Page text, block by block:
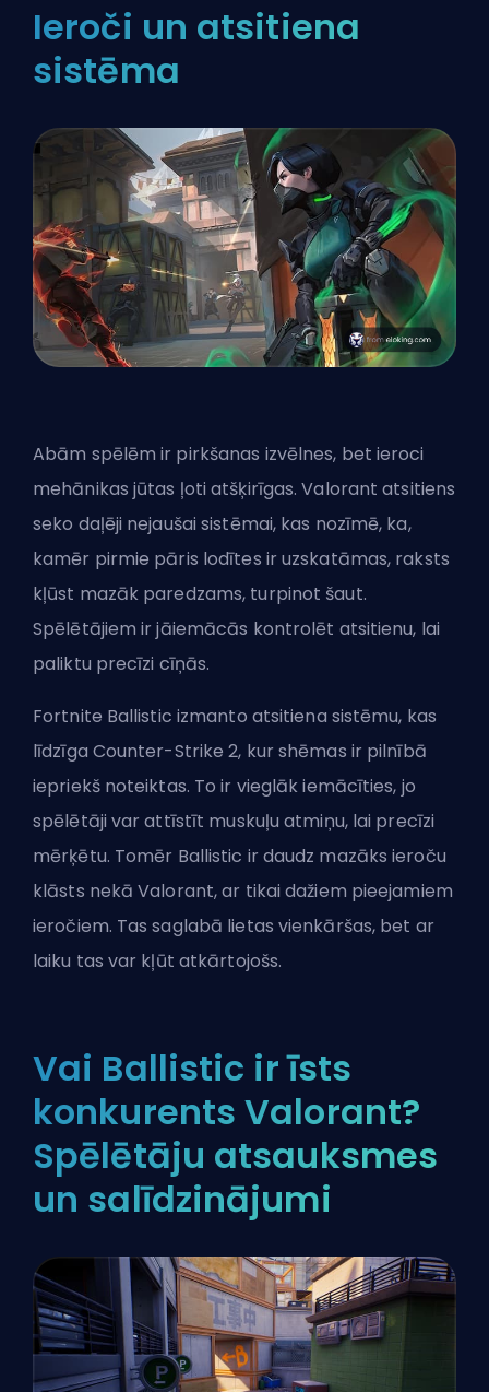
Ieroči un atsitiena
sistēma
Abām spēlēm ir pirkšanas izvēlnes, bet ieroci
mehānikas jūtas ļoti atšķirīgas. Valorant atsitiens
seko daļēji nejaušai sistēmai, kas nozīmē, ka,
kamēr pirmie pāris lodītes ir uzskatāmas, raksts
kļūst mazāk paredzams, turpinot šaut.
Spēlētājiem ir jāiemācās kontrolēt atsitienu, lai
paliktu precīzi cīņās.
Fortnite Ballistic izmanto atsitiena sistēmu, kas
līdzīga Counter-Strike 2, kur shēmas ir pilnībā
iepriekš noteiktas. To ir vieglāk iemācīties, jo
spēlētāji var attīstīt muskuļu atmiņu, lai precīzi
mērķētu. Tomēr Ballistic ir daudz mazāks ieroču
klāsts nekā Valorant, ar tikai dažiem pieejamiem
ieročiem. Tas saglabā lietas vienkāršas, bet ar
laiku tas var kļūt atkārtojošs.
Vai Ballistic ir īsts
konkurents Valorant?
Spēlētāju atsauksmes
un salīdzinājumi